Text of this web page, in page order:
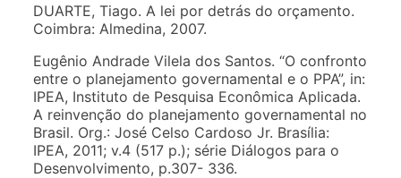
DUARTE, Tiago. A lei por detrás do orçamento.
Coimbra: Almedina, 2007.
Eugênio Andrade Vilela dos Santos. “O confronto
entre o planejamento governamental e o PPA”, in:
IPEA, Instituto de Pesquisa Econômica Aplicada.
A reinvenção do planejamento governamental no
Brasil. Org.: José Celso Cardoso Jr. Brasília:
IPEA, 2011; v.4 (517 p.); série Diálogos para o
Desenvolvimento, p.307- 336.